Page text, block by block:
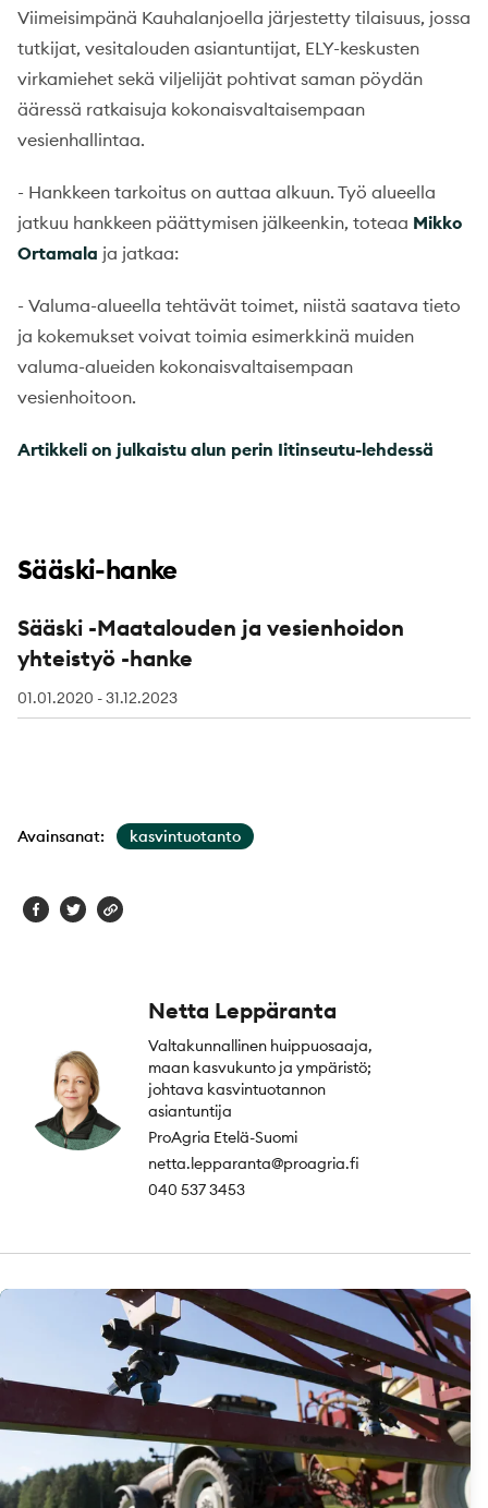
Viimeisimpänä Kauhalanjoella järjestetty tilaisuus, jossa
tutkijat, vesitalouden asiantuntijat, ELY-keskusten
virkamiehet sekä viljelijät pohtivat saman pöydän
ääressä ratkaisuja kokonaisvaltaisempaan
vesienhallintaa.
- Hankkeen tarkoitus on auttaa alkuun. Työ alueella
jatkuu hankkeen päättymisen jälkeenkin, toteaa Mikko
Ortamala ja jatkaa:
- Valuma-alueella tehtävät toimet, niistä saatava tieto
ja kokemukset voivat toimia esimerkkinä muiden
valuma-alueiden kokonaisvaltaisempaan
vesienhoitoon.
Artikkeli on julkaistu alun perin Iitinseutu-lehdessä
Sääski-hanke
Sääski -Maatalouden ja vesienhoidon
yhteistyö -hanke
01.01.2020 - 31.12.2023
Avainsanat: kasvintuotanto
Netta Leppäranta
Valtakunnallinen huippuosaaja,
maan kasvukunto ja ympäristö;
johtava kasvintuotannon
asiantuntija
ProAgria Etelä-Suomi
netta.lepparanta@proagria.fi
040 537 3453